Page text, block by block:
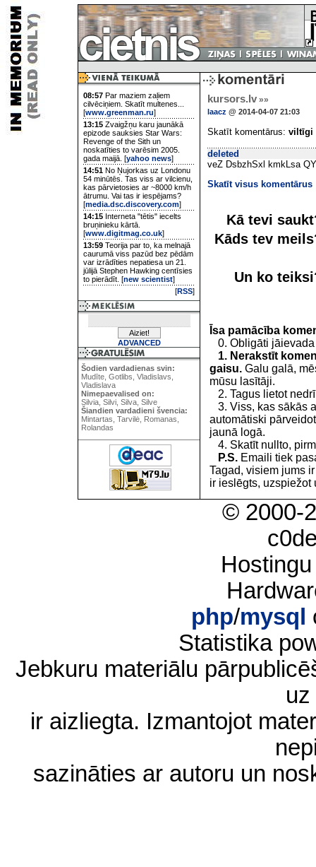
08:57 Par maziem zaļiem
cilvēciņiem. Skatīt multenes...
[www.greenman.ru]
13:15 Zvaigžņu karu jaunākā
epizode sauksies Star Wars:
Revenge of the Sith un
noskatīties to varēsim 2005.
gada maijā. [yahoo news]
14:51 No Ņujorkas uz Londonu
54 minūtēs. Tas viss ar vilcienu,
kas pārvietosies ar ~8000 km/h
ātrumu. Vai tas ir iespējams?
[media.dsc.discovery.com]
14:15 Interneta "tētis" iecelts
bruņinieku kārtā.
[www.digitmag.co.uk]
13:59 Teorija par to, ka melnajā
caurumā viss pazūd bez pēdām
var izrādīties nepatiesa un 21.
jūlijā Stephen Hawking centīsies
to pierādīt. [new scientist]
[RSS]
ADVANCED
Šodien vardadienas svin:
Mudīte, Gotlibs, Vladislavs,
Vladislava
Nimepaevalised on:
Silvia, Silvi, Silva, Silve
Šiandien vardadieni švencia:
Mintartas, Tarvilė, Romanas,
Rolandas
kursors.lv »»
laacz @ 2014-04-07 21:03
Skatīt komentārus: viltīgi
deleted
veZ DsbzhSxl kmkLsa
Skatīt visus komentārus
Kā tevi
Kāds tev
Un ko
Īsa pamācība
0. Obligāti jāievada
1. Nerakstīt
gaisu. Galu galā,
mūsu lasītāji.
2. Tagus lietot
3. Viss, kas sākās
automātiski
jaunā logā.
4. Skatīt nullto,
P.S. Emaili tiek
Tagad, visiem jums
ir ieslēgts, uzspiežot
© 2000-
php/mysql
Statistika
Jebkuru materiālu
ir aizliegta. Izmantojot
sazināties ar autoru un